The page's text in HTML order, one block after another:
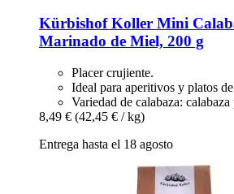
Kürbishof Koller Mini
Marinado de Miel, 200 g
Placer crujiente.
Ideal para aperitivos y platos
Variedad de calabaza: calabaza
8,49 € (42,45 € / kg)
Entrega hasta el 18 agosto